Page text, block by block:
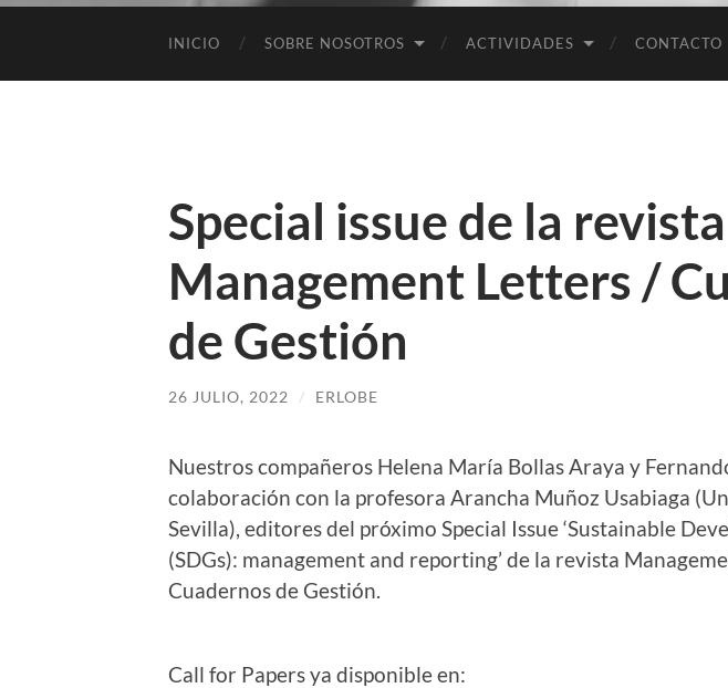
INICIO SOBRE NOSOTROS ACTIVIDADES CONTACTO
Special issue de la revista
Management Letters /
de Gestión
26 JULIO, 2022 / ERLOBE
Nuestros compañeros Helena María Bollas Araya y
colaboración con la profesora Arancha Muñoz Usabiaga
Sevilla), editores del próximo Special Issue ‘Sustainable
(SDGs): management and reporting’ de la revista
Cuadernos de Gestión.
Call for Papers ya disponible en: